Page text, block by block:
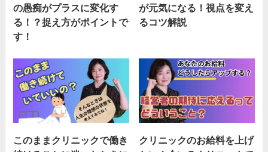
の愚痴がプラスに変化す
る！？捉え方がポイントで
す！
が元気になる！視点を変え
るコツ解説
このままクリニックで働き
クリニックのお給料を上げ